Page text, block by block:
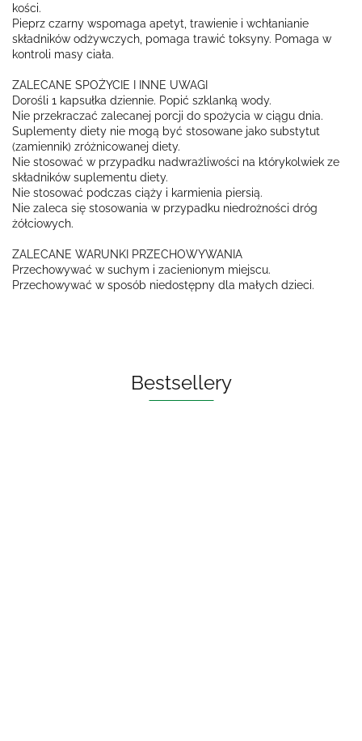
kości.
Pieprz czarny wspomaga apetyt, trawienie i wchłanianie
składników odżywczych, pomaga trawić toksyny. Pomaga w
kontroli masy ciała.
ZALECANE SPOŻYCIE I INNE UWAGI
Dorośli 1 kapsułka dziennie. Popić szklanką wody.
Nie przekraczać zalecanej porcji do spożycia w ciągu dnia.
Suplementy diety nie mogą być stosowane jako substytut
(zamiennik) zróżnicowanej diety.
Nie stosować w przypadku nadwrażliwości na którykolwiek ze
składników suplementu diety.
Nie stosować podczas ciąży i karmienia piersią.
Nie zaleca się stosowania w przypadku niedrożności dróg
żółciowych.
ZALECANE WARUNKI PRZECHOWYWANIA
Przechowywać w suchym i zacienionym miejscu.
Przechowywać w sposób niedostępny dla małych dzieci.
Bestsellery